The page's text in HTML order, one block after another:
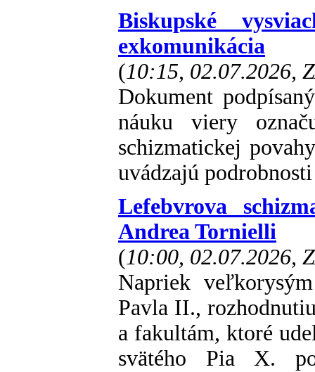
Biskupské
exkomunikácia
(10:15, 02.07.2026,
Dokument
náuku viery
schizmatickej
uvádzajú
Lefebvrova
Andrea Tornielli
(10:00, 02.07.2026,
Napriek
Pavla II.,
a fakultám, ktoré
svätého Pia X.